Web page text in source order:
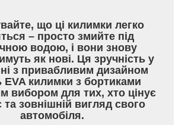
що ці килимки легко
– просто змийте під
водою, і вони знову
як нові. Ця зручність у
з привабливим дизайном
EVA килимки з бортиками
вибором для тих, хто цінує
та зовнішній вигляд свого
автомобіля.